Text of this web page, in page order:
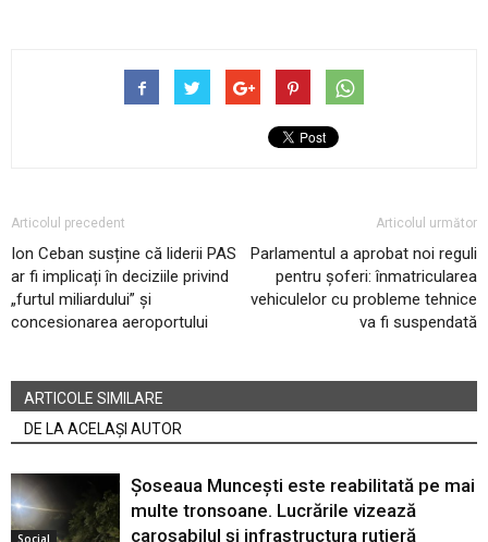
Articolul precedent
Ion Ceban susține că liderii PAS
ar fi implicați în deciziile privind
„furtul miliardului” și
concesionarea aeroportului
Articolul următor
Parlamentul a aprobat noi reguli
pentru șoferi: înmatricularea
vehiculelor cu probleme tehnice
va fi suspendată
ARTICOLE SIMILARE
DE LA ACELAȘI AUTOR
Social
Șoseaua Muncești este reabilitată pe mai
multe tronsoane. Lucrările vizează
carosabilul și infrastructura rutieră